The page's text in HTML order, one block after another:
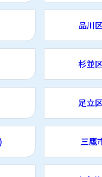
品川
杉並
足立
三鷹